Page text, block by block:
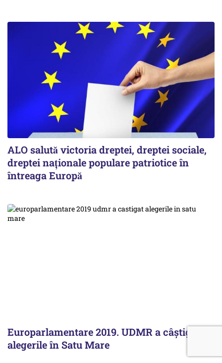
ALO salută victoria dreptei, dreptei sociale,
dreptei naţionale populare patriotice în
întreaga Europă
Europarlamentare 2019. UDMR a câștigat
alegerile în Satu Mare